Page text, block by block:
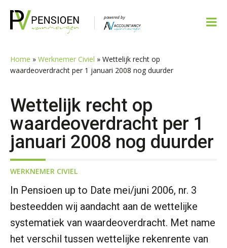
naar
naar
inhoud
naar
sidebar
naar
Home » Werknemer Civiel » Wettelijk recht op
waardeoverdracht per 1 januari 2008 nog duurder
Wettelijk recht op
waardeoverdracht per 1
januari 2008 nog duurder
WERKNEMER CIVIEL
In Pensioen up to Date mei/juni 2006, nr. 3
besteedden wij aandacht aan de wettelijke
systematiek van waardeoverdracht. Met name
het verschil tussen wettelijke rekenrente van